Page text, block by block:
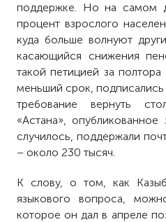
поддержке. Но на самом
процент взрослого
кудабольшеволнуют
касающийся снижения
такой петицией за полтора
меньший срок,
требование вернуть
«Астана»,
случилось, поддержали
– около 230 тысяч.
К слову, о том, как
языкового вопроса,
которое он дал в апреле